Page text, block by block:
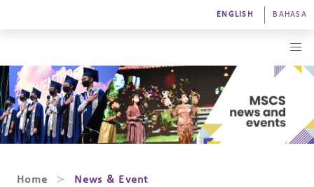
ENGLISH BAHASA
Home News & Event